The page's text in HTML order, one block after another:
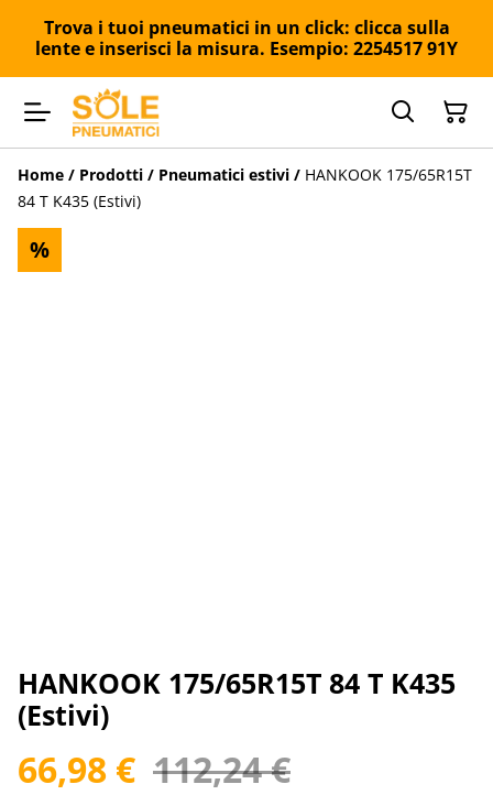
Trova i tuoi pneumatici in un click: clicca sulla
lente e inserisci la misura. Esempio: 2254517 91Y
Home / Prodotti / Pneumatici estivi / HANKOOK 175/65R15T
84 T K435 (Estivi)
%
HANKOOK 175/65R15T 84 T K435
(Estivi)
66,98 € 112,24 €